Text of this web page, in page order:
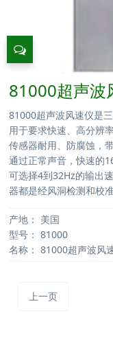
81000超声波
81000超声波风速仪是
用于要求快速、高分辨
传感器耐用、防腐蚀，
通过正常声音，快速的
可选择4到32Hz的输出
器都是经风洞检测和校
产地： 美国
型号： 81000
名称： 81000超声波风
上一页